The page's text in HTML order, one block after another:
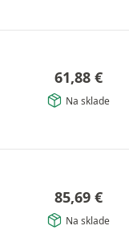
61,88 €
Na sklade
85,69 €
Na sklade